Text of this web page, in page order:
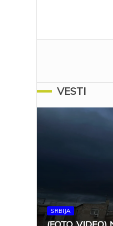
VESTI
SRBIJA